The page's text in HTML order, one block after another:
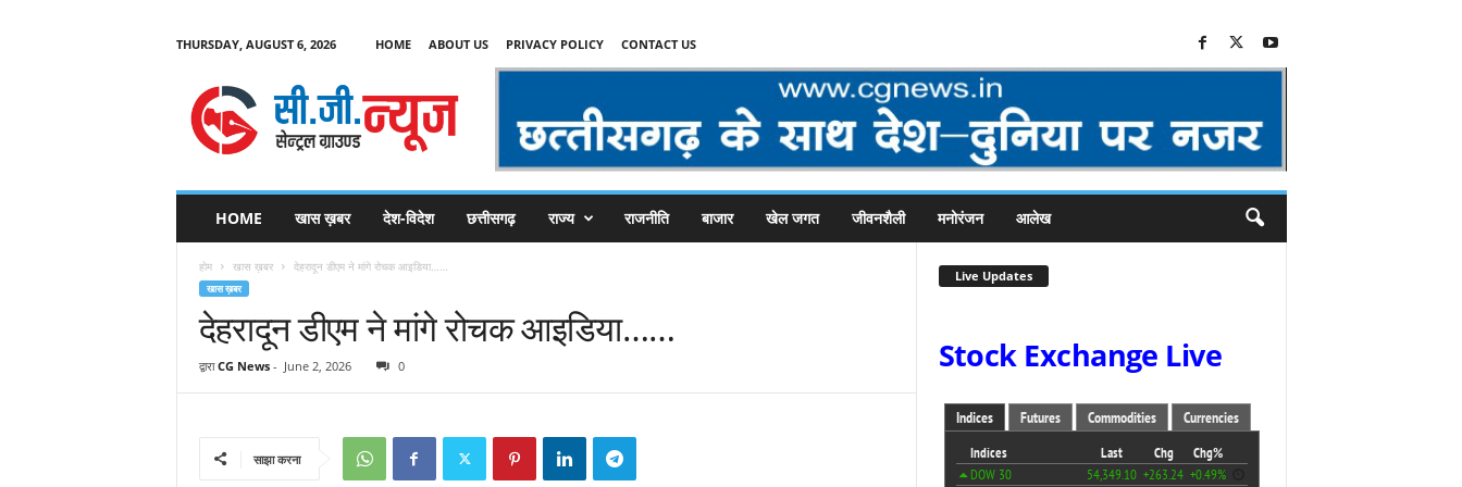
THURSDAY, AUGUST 6, 2026 HOME ABOUT US PRIVACY POLICY CONTACT US
C
HOME खास ख़बर देश-विदेश छत्तीसगढ़ राज्य राजनीति बाजार खेल जगत जीवनशैली मनोरंजन आलेख
होम खास ख़बर देहरादून डीएम ने मांगे रोचक आइडिया……
खास ख़बर
देहरादून डीएम ने मांगे रोचक आइडिया……
द्वारा CG News- June 2, 2026 0
साझा करना
Live Updates
Stock Exchange Live